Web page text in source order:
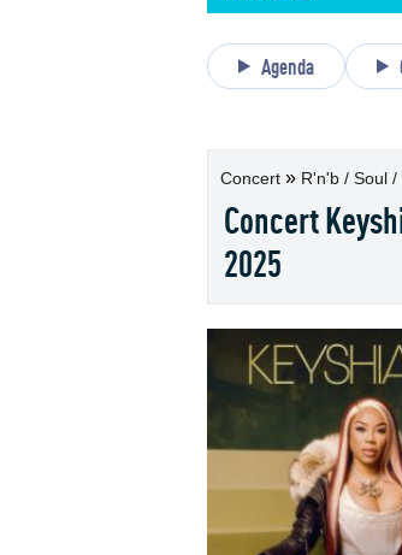
Agenda
Concert » R'n'b / Soul /
Concert
2025